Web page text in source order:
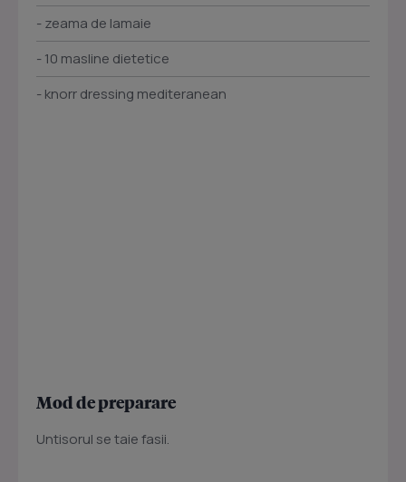
- zeama de lamaie
- 10 masline dietetice
- knorr dressing mediteranean
Mod de preparare
Untisorul se taie fasii.